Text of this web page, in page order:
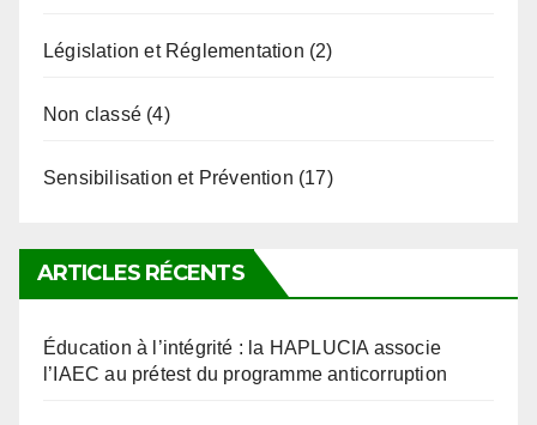
Législation et Réglementation (2)
Non classé (4)
Sensibilisation et Prévention (17)
ARTICLES RÉCENTS
Éducation à l’intégrité : la HAPLUCIA associe
l’IAEC au prétest du programme anticorruption